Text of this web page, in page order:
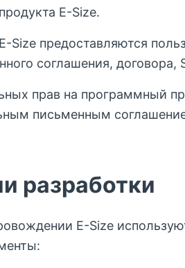
E-Size.
Size предоставляются
соглашения, договора,
прав на программный
письменным
разработки
E-Size